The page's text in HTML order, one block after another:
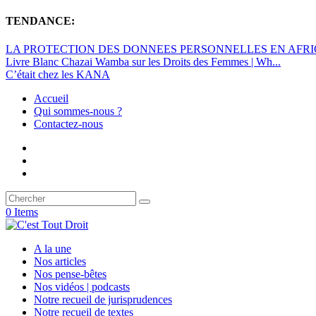
TENDANCE:
LA PROTECTION DES DONNEES PERSONNELLES EN
Livre Blanc Chazai Wamba sur les Droits des Femmes | Wh...
C’était chez les KANA
Accueil
Qui sommes-nous ?
Contactez-nous
0 Items
A la une
Nos articles
Nos pense-bêtes
Nos vidéos | podcasts
Notre recueil de jurisprudences
Notre recueil de textes